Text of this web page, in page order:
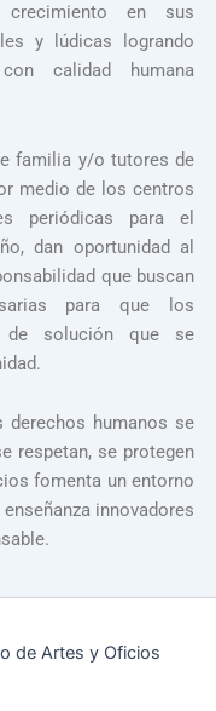
crecimiento en sus
y lúdicas logrando
calidad humana
familia y/o tutores de
medio de los centros
periódicas para el
dan oportunidad al
que buscan
para que los
de solución que se
derechos humanos se
respetan, se protegen
fomenta un entorno
innovadores
de Artes y Oficios